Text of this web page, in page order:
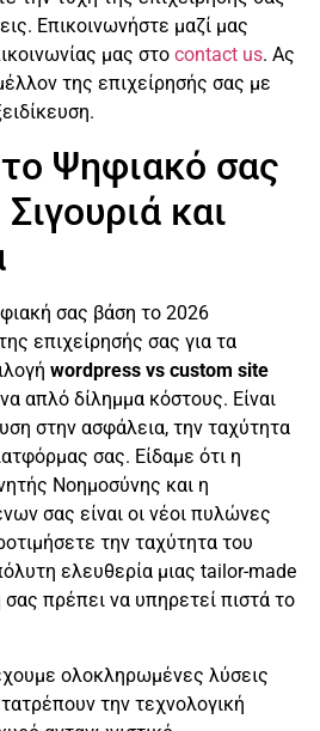
Επικοινωνήστε μαζί μας
μας στο contact us. Ας
της επιχείρησής σας με
Ψηφιακό σας
και
σας βάση το 2026
επιχείρησής σας για τα
wordpress vs custom site
απλό δίλημμα κόστους. Είναι
στην ασφάλεια, την ταχύτητα
σας. Είδαμε ότι η
Νοημοσύνης και η
σας είναι οι νέοι πυλώνες
την ταχύτητα του
ελευθερία μιας tailor-made
πρέπει να υπηρετεί πιστά το
ολοκληρωμένες λύσεις
την τεχνολογική